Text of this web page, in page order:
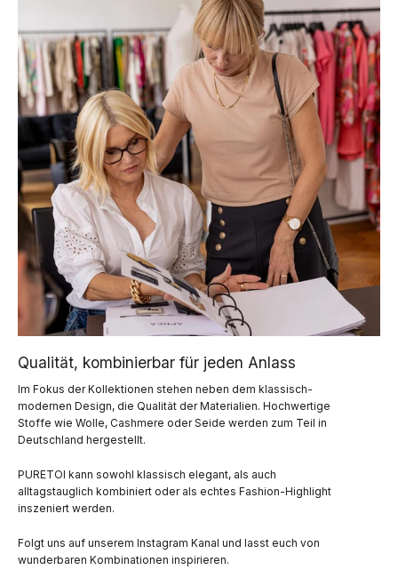
Qualität, kombinierbar für jeden Anlass
Im Fokus der Kollektionen stehen neben dem klassisch-
modernen Design, die Qualität der Materialien. Hochwertige
Stoffe wie Wolle, Cashmere oder Seide werden zum Teil in
Deutschland hergestellt.
PURETOI kann sowohl klassisch elegant, als auch
alltagstauglich kombiniert oder als echtes Fashion-Highlight
inszeniert werden.
Folgt uns auf unserem Instagram Kanal und lasst euch von
wunderbaren Kombinationen inspirieren.